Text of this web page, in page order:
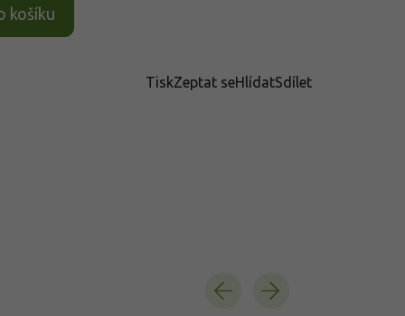
košíku
TiskZeptat seHlídatSdílet